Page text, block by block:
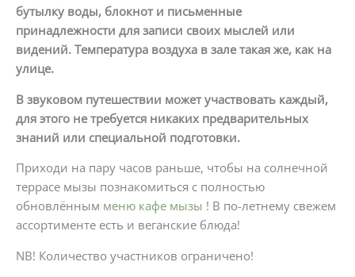
бутылку воды, блокнот и письменные
принадлежности для записи своих мыслей или
видений. Температура воздуха в зале такая же, как на
улице.
В звуковом путешествии может участвовать каждый,
для этого не требуется никаких предварительных
знаний или специальной подготовки.
Приходи на пару часов раньше, чтобы на солнечной
террасе мызы познакомиться с полностью
обновлённым меню кафе мызы ! В по-летнему свежем
ассортименте есть и веганские блюда!
NB! Количество участников ограничено!